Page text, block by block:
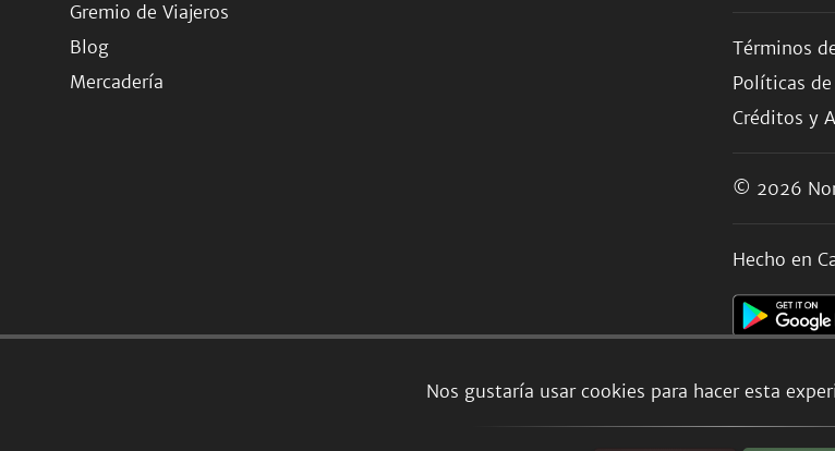
Nos gustaría usar cookies para hacer esta
Gremio de Viajeros
Blog
Mercadería
Términos
Políticas
Créditos y
© 2026
Hecho en